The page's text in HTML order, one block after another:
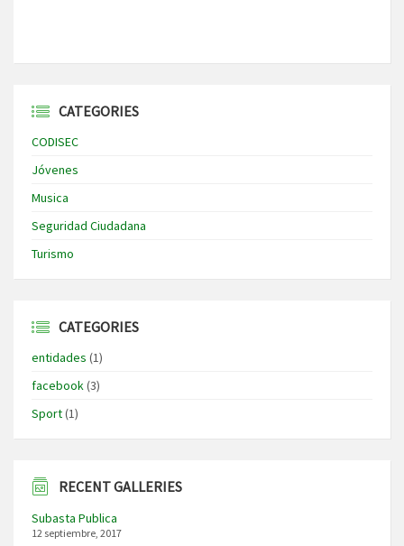
CATEGORIES
CODISEC
Jóvenes
Musica
Seguridad Ciudadana
Turismo
CATEGORIES
entidades (1)
facebook(3)
Sport(1)
RECENT GALLERIES
Subasta Publica
12 septiembre, 2017